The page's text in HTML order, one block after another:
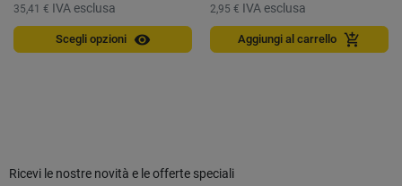
35,41 € IVA esclusa
Scegli opzioni visibility
2,95 € IVA esclusa
Aggiungi al carrello add_shopping_cart
Ricevi le nostre novità e le offerte speciali